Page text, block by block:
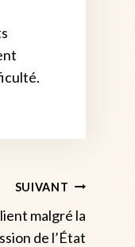
SUIVANT
malgré la
de l’État